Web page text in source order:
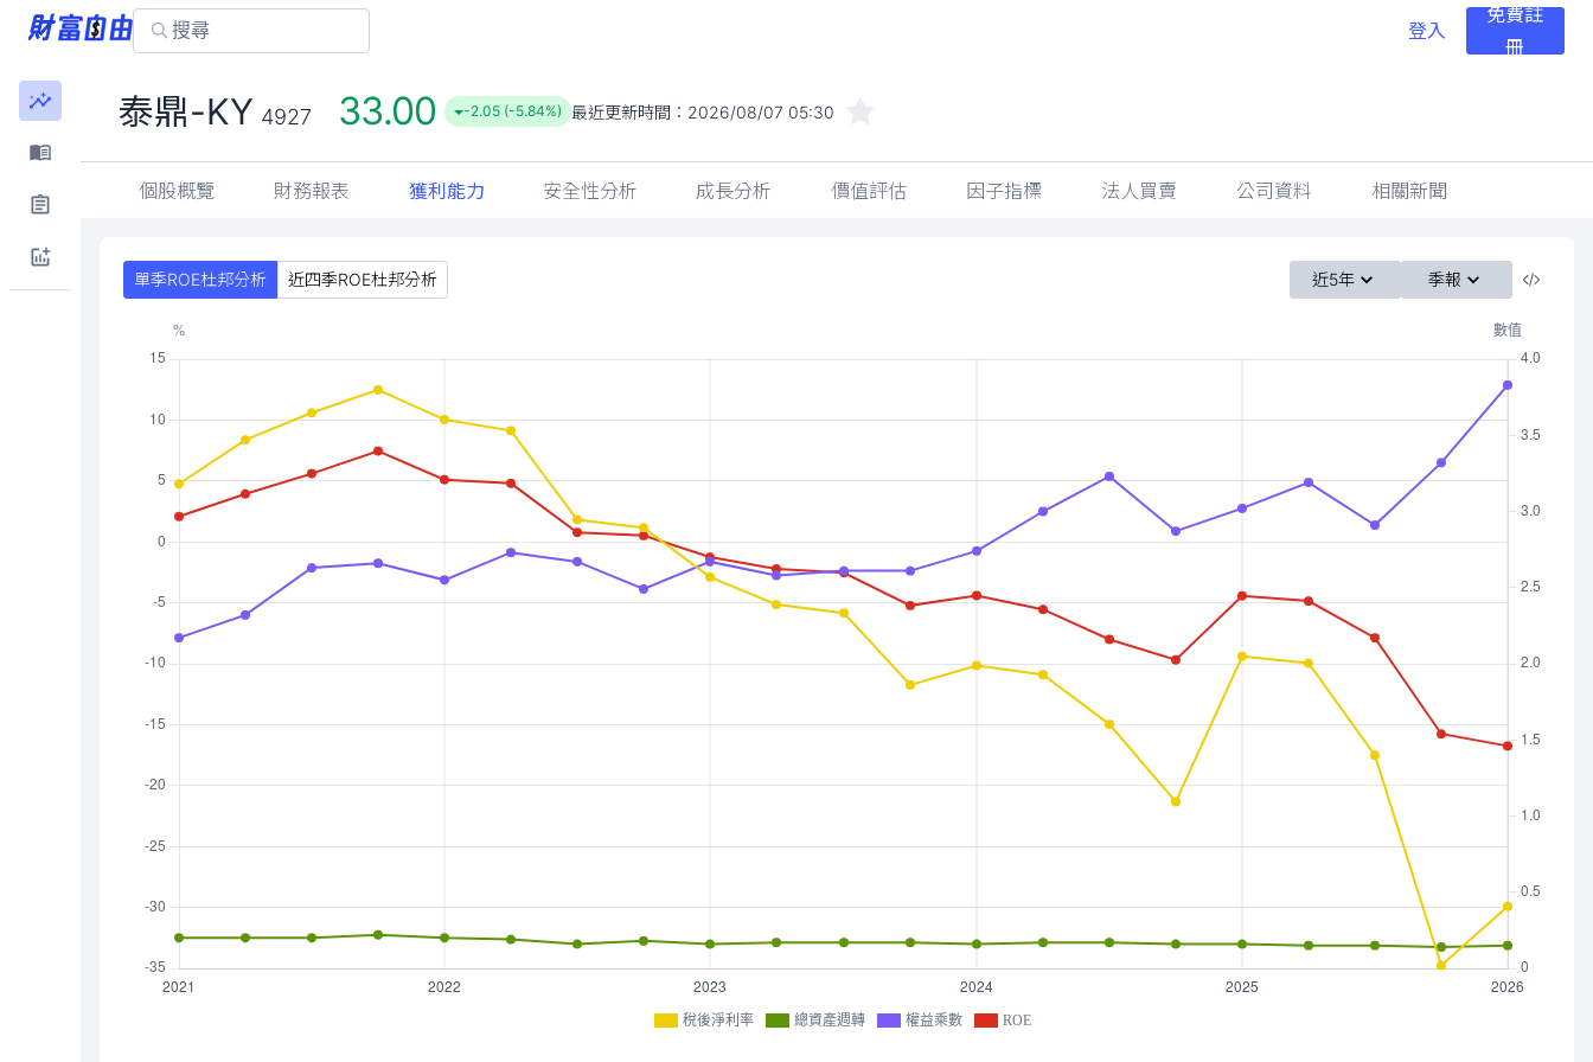
登入
免費註
冊
泰鼎-KY 4927 33.00 -2.05 (-5.84%) 最近更新時間： 2026/08/07 05:30
個股概覽 財務報表 獲利能力 安全性分析 成長分析 價值評估 因子指標 法人買賣 公司資料 相關新聞
單季ROE杜邦分析 近四季ROE杜邦分析 近5年 季報
稅後淨利率 總資產週轉 權益乘數 ROE